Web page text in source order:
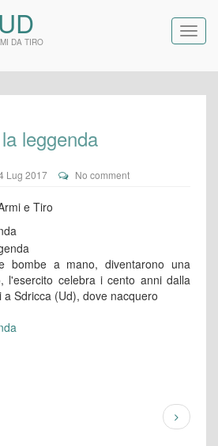
DA TIRO
leggenda
Lug 2017 No comment
e Tiro
bombe a mano, diventarono una
l'esercito celebra i cento anni dalla
Sdricca (Ud), dove nacquero